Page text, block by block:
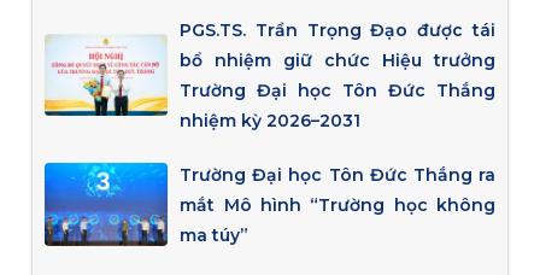
PGS.TS. Trần Trọng Đạo được tái
bổ nhiệm giữ chức Hiệu trưởng
Trường Đại học Tôn Đức Thắng
nhiệm kỳ 2026–2031
Trường Đại học Tôn Đức Thắng ra
mắt Mô hình “Trường học không
ma túy”